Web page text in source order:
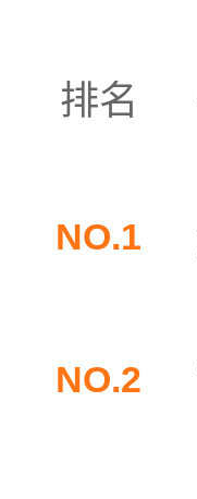
排名
NO.1
NO.2